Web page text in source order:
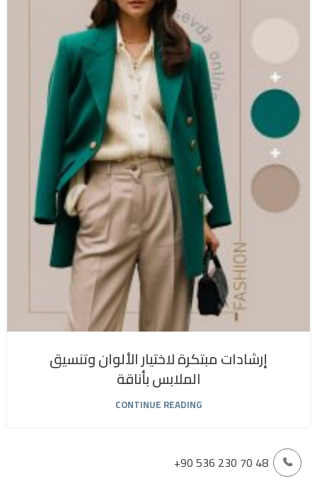
إرشادات مبتكرة لاختيار الألوان وتنسيق
الملابس بأناقة
CONTINUE READING
+90 536 230 70 48